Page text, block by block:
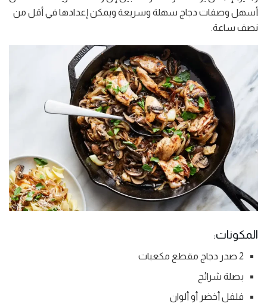
أسهل وصفات دجاج سهلة وسريعة ويمكن إعدادها في أقل من
نصف ساعة.
المكونات:
2 صدر دجاج مقطع مكعبات
بصلة شرائح
فلفل أخضر أو ألوان